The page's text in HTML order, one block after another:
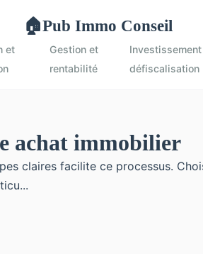
🏠Pub Immo Conseil
et
Gestion et
rentabilité
défiscalisation
achat immobilier
claires facilite ce processus.